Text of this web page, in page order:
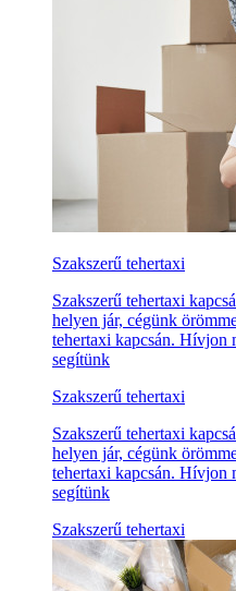
Szakszerű tehertaxi
Szakszerű tehertaxi
helyen jár, cégünk
tehertaxi kapcsán. Hívjon
segítünk
Szakszerű tehertaxi
Szakszerű tehertaxi
helyen jár, cégünk
tehertaxi kapcsán. Hívjon
segítünk
Szakszerű tehertaxi